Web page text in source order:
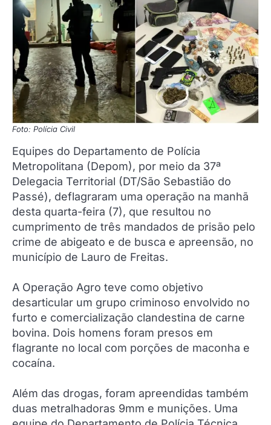
Foto: Polícia Civil
Equipes do Departamento de Polícia
Metropolitana (Depom), por meio da 37ª
Delegacia Territorial (DT/São Sebastião do
Passé), deflagraram uma operação na manhã
desta quarta-feira (7), que resultou no
cumprimento de três mandados de prisão pelo
crime de abigeato e de busca e apreensão, no
município de Lauro de Freitas.
A Operação Agro teve como objetivo
desarticular um grupo criminoso envolvido no
furto e comercialização clandestina de carne
bovina. Dois homens foram presos em
flagrante no local com porções de maconha e
cocaína.
Além das drogas, foram apreendidas também
duas metralhadoras 9mm e munições. Uma